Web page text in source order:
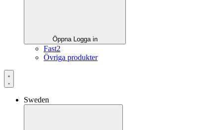
Öppna Logga in
Fast2
Övriga produkter
Sweden